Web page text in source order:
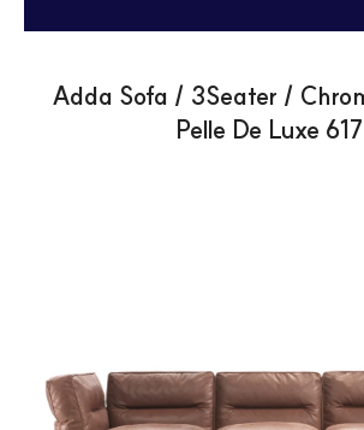
Adda Sofa / 3Seater /
Pelle De Luxe 617